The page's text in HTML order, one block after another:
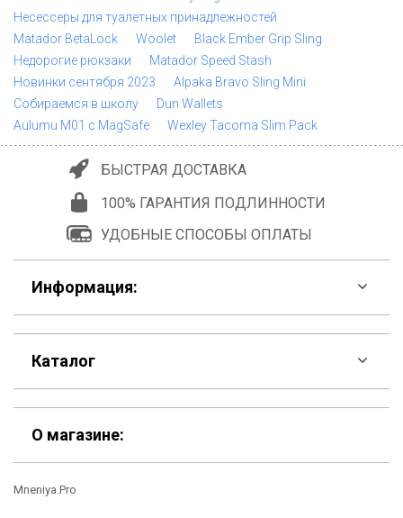
Несессеры для туалетных принадлежностей
Matador BetaLock
Woolet
Black Ember Grip Sling
Недорогие рюкзаки
Matador Speed Stash
Новинки сентября 2023
Alpaka Bravo Sling Mini
Собираемся в школу
Dun Wallets
Aulumu M01 с MagSafe
Wexley Tacoma Slim Pack
БЫСТРАЯ ДОСТАВКА
100% ГАРАНТИЯ ПОДЛИННОСТИ
УДОБНЫЕ СПОСОБЫ ОПЛАТЫ
Информация:
F.A.Q
Контакты
Шоурум
Материалы
Каталог
Скидки
Кошельки
О магазине:
Mneniya.Pro